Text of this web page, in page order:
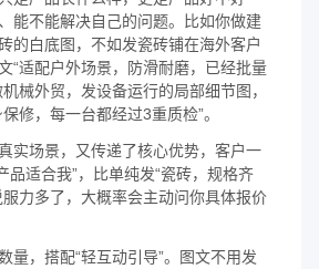
能不能解决自己的问题。比如你做建
的白底图，不如发瓷砖铺在海外客户
“适配户外场景，防滑耐磨，已经批量
械外贸，发设备运行的局部细节图，
修，每一台都经过3重质检”。
实场景，又传递了核心优势，客户一
品适合我”，比单纯发“瓷砖，规格齐
力多了，大概率会主动问你具体报价
量，搭配“轻互动引导”。图文不用发